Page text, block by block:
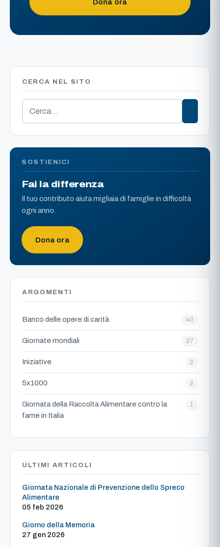
Dona ora
CERCA NEL SITO
SOSTIENICI
Fai la differenza
Il tuo contributo aiuta migliaia di famiglie in difficoltà
ogni anno.
Dona ora
ARGOMENTI
Banco delle opere di carità 40
Giornate mondiali 27
Iniziative 2
5x1000 2
Giornata della Raccolta Alimentare contro la
fame in Italia
1
ULTIMI ARTICOLI
Giornata Nazionale di Prevenzione dello Spreco
Alimentare
05 feb 2026
Giorno della Memoria
27 gen 2026